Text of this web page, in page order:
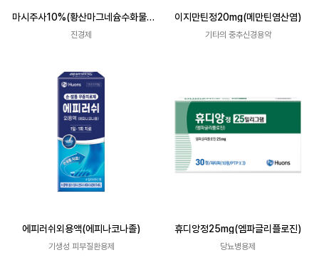
마시주사10%(황산마그네슘수화물)
진경제
이지만틴정20mg(메만틴염산염)
기타의 중추신경용약
에피러쉬외용액(에피나코나졸)
기생성 피부질환용제
휴디앙정25mg(엠파글리플로진)
당뇨병용제